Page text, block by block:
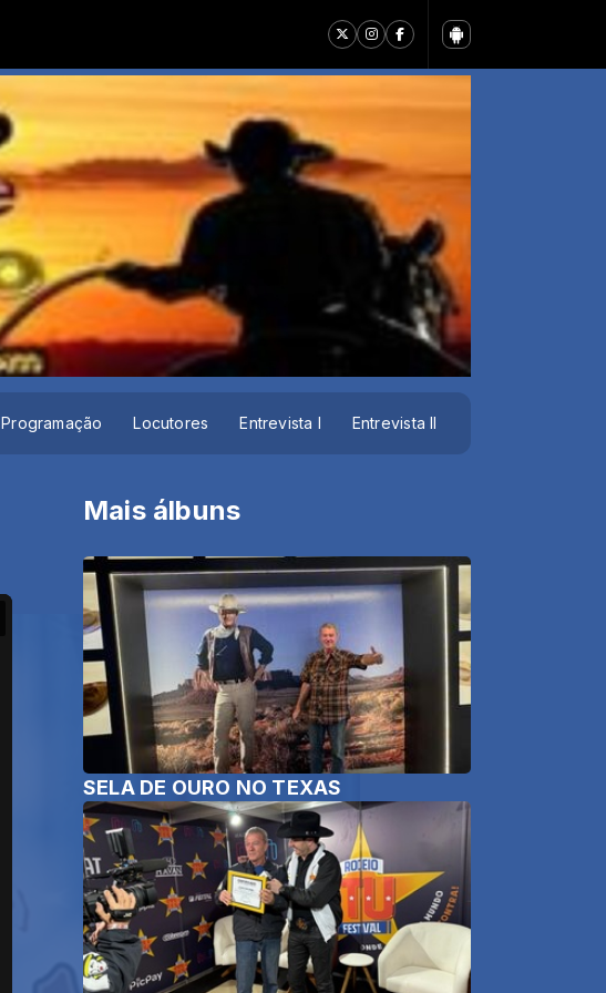
Programação Locutores Entrevista I Entrevista II
Mais álbuns
SELA DE OURO NO TEXAS